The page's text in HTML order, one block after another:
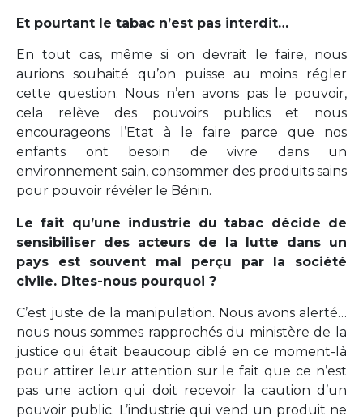
Et pourtant le tabac n’est pas interdit…
En tout cas, même si on devrait le faire, nous
aurions souhaité qu’on puisse au moins régler
cette question. Nous n’en avons pas le pouvoir,
cela relève des pouvoirs publics et nous
encourageons l’Etat à le faire parce que nos
enfants ont besoin de vivre dans un
environnement sain, consommer des produits sains
pour pouvoir révéler le Bénin.
Le fait qu’une industrie du tabac décide de
sensibiliser des acteurs de la lutte dans un
pays est souvent mal perçu par la société
civile. Dites-nous pourquoi ?
C’est juste de la manipulation. Nous avons alerté…
nous nous sommes rapprochés du ministère de la
justice qui était beaucoup ciblé en ce moment-là
pour attirer leur attention sur le fait que ce n’est
pas une action qui doit recevoir la caution d’un
pouvoir public. L’industrie qui vend un produit ne